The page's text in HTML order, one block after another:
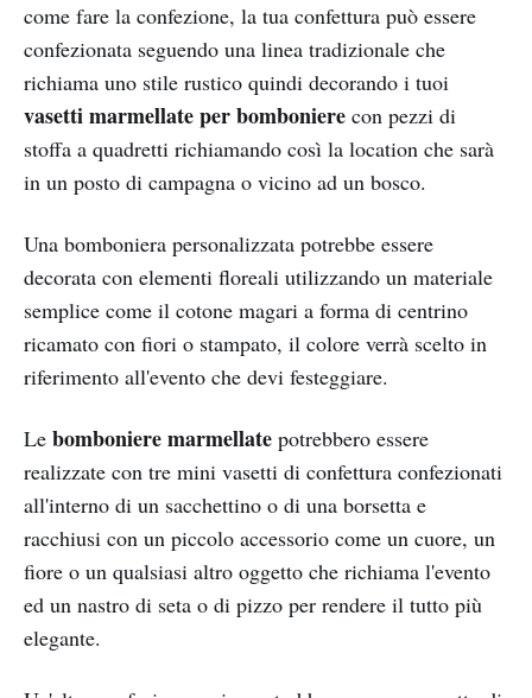
come fare la confezione, la tua confettura può essere
confezionata seguendo una linea tradizionale che
richiama uno stile rustico quindi decorando i tuoi
vasetti marmellate per bomboniere con pezzi di
stoffa a quadretti richiamando così la location che sarà
in un posto di campagna o vicino ad un bosco.
Una bomboniera personalizzata potrebbe essere
decorata con elementi floreali utilizzando un materiale
semplice come il cotone magari a forma di centrino
ricamato con fiori o stampato, il colore verrà scelto in
riferimento all'evento che devi festeggiare.
Le bomboniere marmellate potrebbero essere
realizzate con tre mini vasetti di confettura confezionati
all'interno di un sacchettino o di una borsetta e
racchiusi con un piccolo accessorio come un cuore, un
fiore o un qualsiasi altro oggetto che richiama l'evento
ed un nastro di seta o di pizzo per rendere il tutto più
elegante.